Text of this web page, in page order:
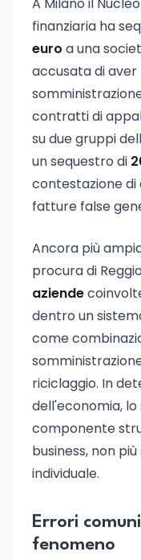
finanziaria ha
euro a una
accusata di
contratti di
su due gruppi
un sequestro di
contestazione di
fatture false
Ancora più
procura di
aziende
dentro un
come
riciclaggio. In
dell'economia,
componente
business, non
individuale.
Errori
fenomeno